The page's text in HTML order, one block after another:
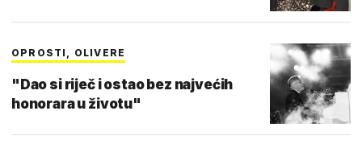
OPROSTI, OLIVERE
"Dao si riječ i ostao bez najvećih
honorara u životu"